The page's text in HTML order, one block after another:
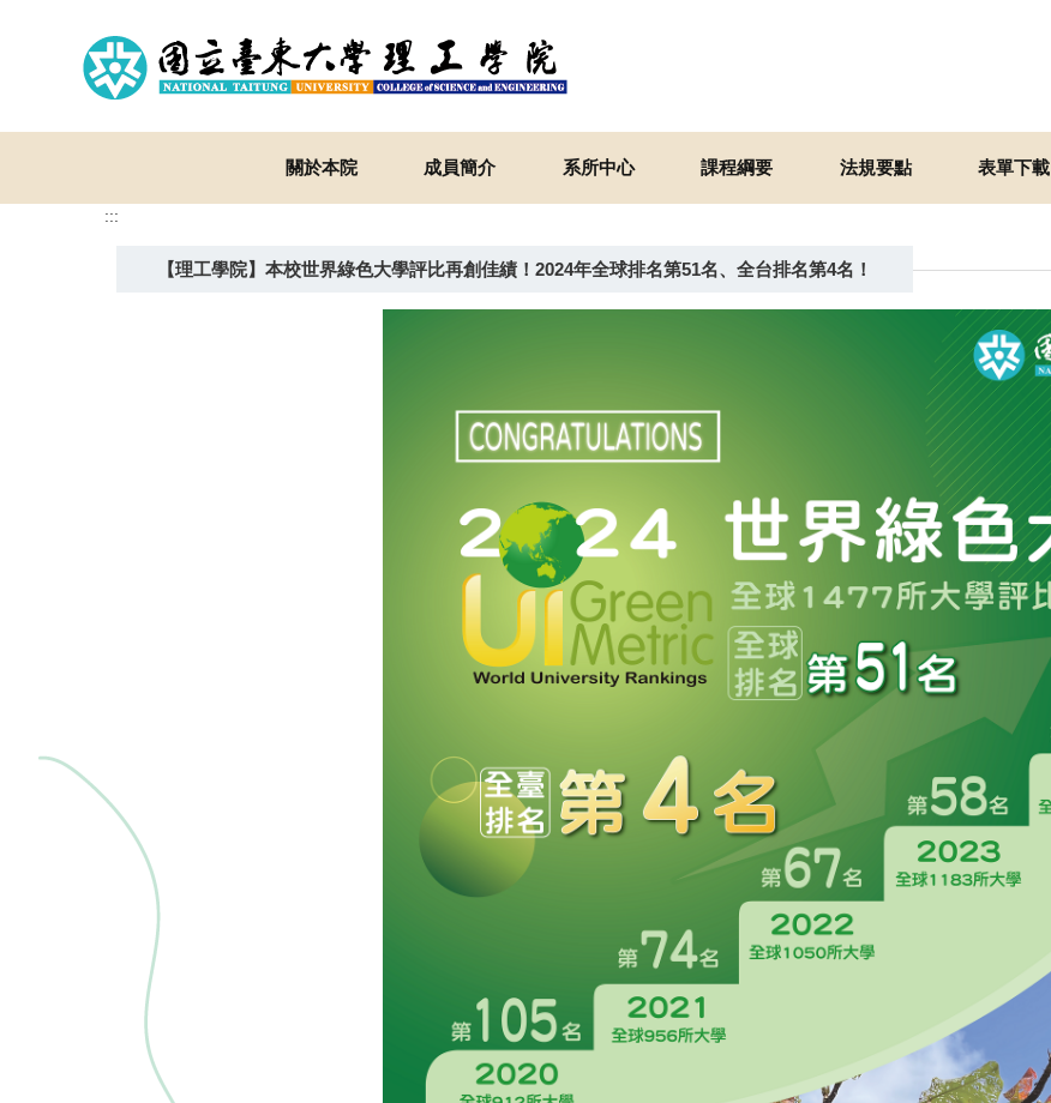
關於本院 成員簡介 系所中心 課程綱要 法規要點 表單下載
:::
【理工學院】本校世界綠色大學評比再創佳績！2024年全球排名第51名、全台排名第4名！